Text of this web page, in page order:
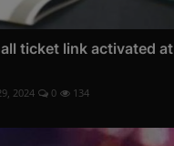
ticket link activated at
2024 0 134